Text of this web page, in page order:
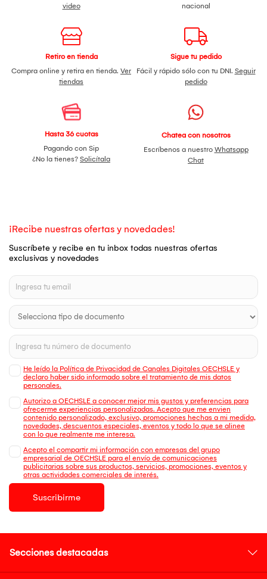
video
nacional
Retiro en tienda
Compra online y retira en tienda. Ver
tiendas
Sigue tu pedido
Fácil y rápido sólo con tu DNI. Seguir
pedido
Hasta 36 cuotas
Pagando con Sip
¿No la tienes? Solicítala
Chatea con nosotros
Escríbenos a nuestro Whatsapp
Chat
¡Recibe nuestras ofertas y novedades!
Suscríbete y recibe en tu inbox todas nuestras ofertas
exclusivas y novedades
He leído la Política de Privacidad de Canales Digitales OECHSLE y
declaro haber sido informado sobre el tratamiento de mis datos
personales.
Autorizo a OECHSLE a conocer mejor mis gustos y preferencias para
ofrecerme experiencias personalizadas. Acepto que me envien
contenido personalizado, exclusivo, promociones hechas a mi medida,
novedades, descuentos especiales, eventos y todo lo que se alinee
con lo que realmente me interesa.
Acepto el compartir mi información con empresas del grupo
empresarial de OECHSLE para el envío de comunicaciones
publicitarias sobre sus productos, servicios, promociones, eventos y
otras actividades comerciales de interés.
Suscribirme
Secciones destacadas